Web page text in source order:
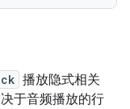
播放隐式相关
于音频播放的行